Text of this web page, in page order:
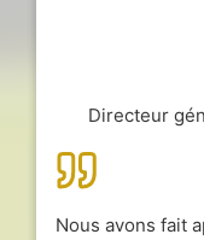
Directeur
Nous avons fait